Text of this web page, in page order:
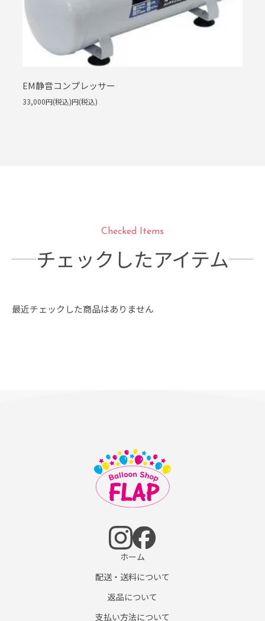
EM静音コンプレッサー
33,000円(税込)円(税込)
Checked Items
チェックしたアイテム
最近チェックした商品はありません
ホーム
配送・送料について
返品について
支払い方法について